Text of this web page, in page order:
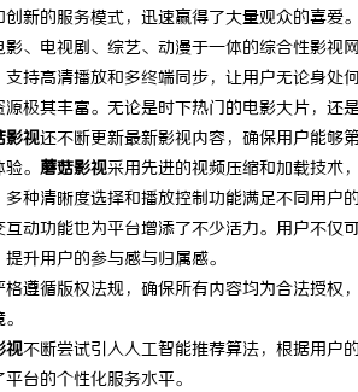
新的服务模式，迅速赢得了大量观众的喜爱
影、电视剧、综艺、动漫于一体的综合性影视
持高清播放和多终端同步，让用户无论身处
源极其丰富。无论是时下热门的电影大片，还
影视还不断更新最新影视内容，确保用户能够
。 蘑菇影视采用先进的视频压缩和加载技术
种清晰度选择和播放控制功能满足不同用户
互动功能也为平台增添了不少活力。用户不仅
升用户的参与感与归属感。
格遵循版权法规，确保所有内容均为合法授权
视不断尝试引入人工智能推荐算法，根据用户
台的个性化服务水平。